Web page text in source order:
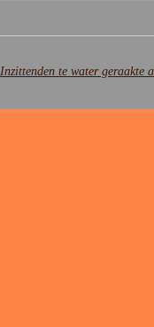
Inzittenden te water geraakte